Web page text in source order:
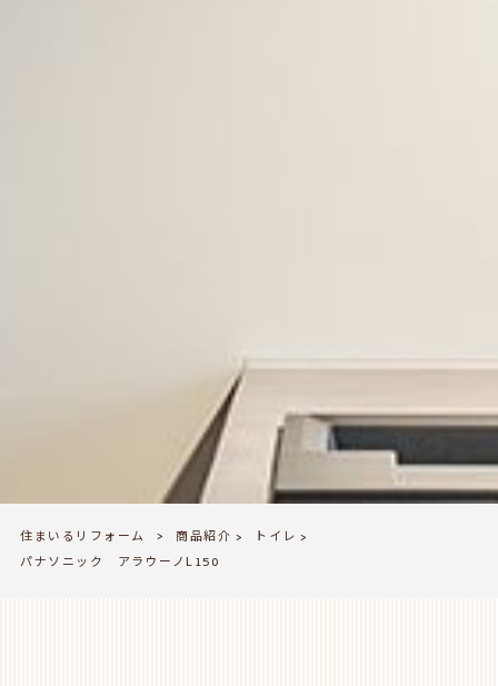
住まいるリフォーム > 商品紹介 > トイレ >
パナソニック アラウーノL150